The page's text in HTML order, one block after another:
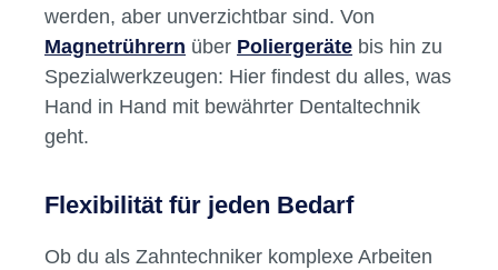
werden, aber unverzichtbar sind. Von
Magnetrührern über Poliergeräte bis hin zu
Spezialwerkzeugen: Hier findest du alles, was
Hand in Hand mit bewährter Dentaltechnik
geht.
Flexibilität für jeden Bedarf
Ob du als Zahntechniker komplexe Arbeiten